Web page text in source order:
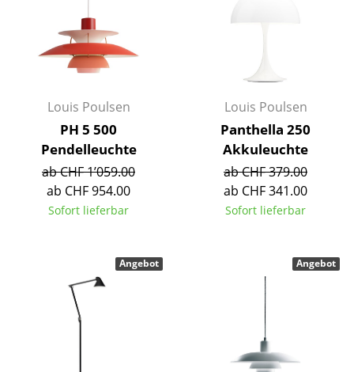
Akkuleuchten
... alle Leuchten
Betten
Doppelbetten
Einzelbetten
Stapelbetten
Nachttische & Bettzubehör
... alle Betten
Louis Poulsen
PH 5 500
Pendelleuchte
ab CHF 1’059.00
ab CHF 954.00
Sofort lieferbar
Louis Poulsen
Panthella 250
Akkuleuchte
ab CHF 379.00
ab CHF 341.00
Sofort lieferbar
Angebot Angebot